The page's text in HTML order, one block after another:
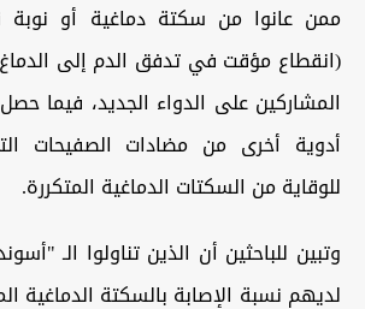
ممن عانوا من سكتة دماغية أو نوبة
(انقطاع مؤقت في تدفق الدم إلى
المشاركين على الدواء الجديد، فيما
أدوية أخرى من مضادات الصفيحات
للوقاية من السكتات الدماغية المتكررة.
وتبين للباحثين أن الذين تناولوا الـ